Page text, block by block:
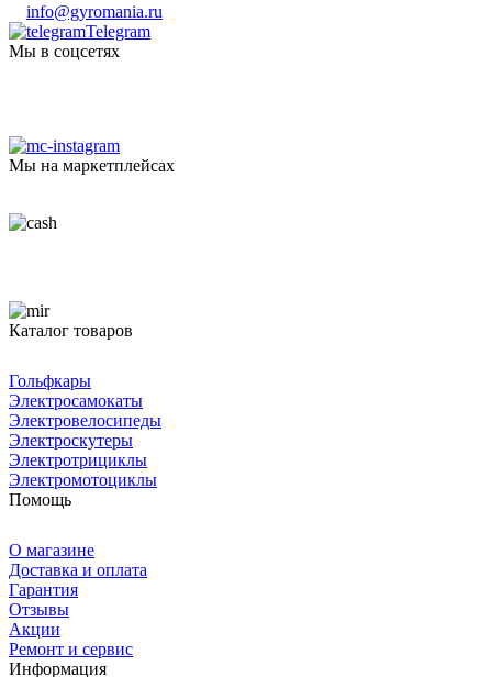
info@gyromania.ru
Telegram
Мы в соцсетях
Мы на маркетплейсах
Каталог товаров
Гольфкары
Электросамокаты
Электровелосипеды
Электроскутеры
Электротрициклы
Электромотоциклы
Помощь
О магазине
Доставка и оплата
Гарантия
Отзывы
Акции
Ремонт и сервис
Информация